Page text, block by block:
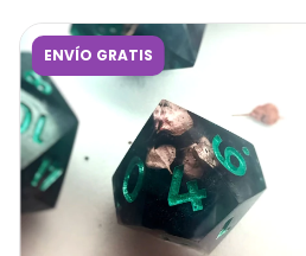
ENVÍO GRATIS